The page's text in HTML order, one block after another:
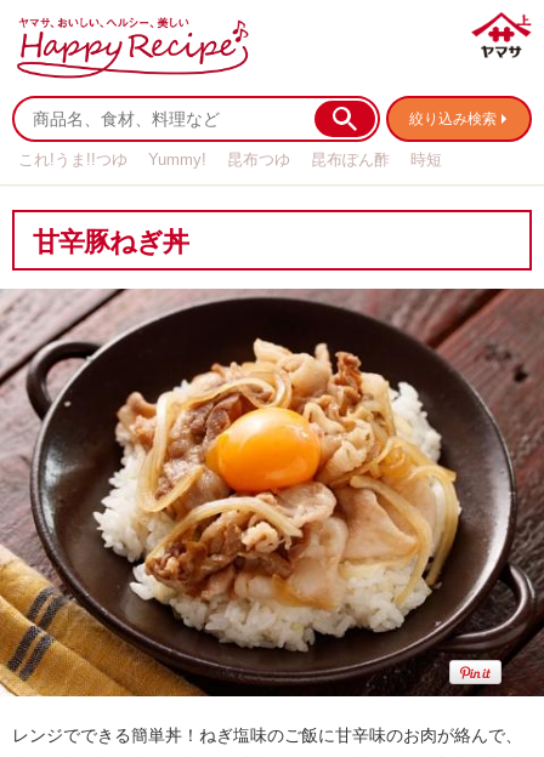
絞り込み検索
これ!うま!!つゆ Yummy! 昆布つゆ 昆布ぽん酢
時短
甘辛豚ねぎ丼
レンジでできる簡単丼！ねぎ塩味のご飯に甘辛味のお肉が絡んで、